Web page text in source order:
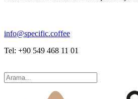
info@specific.coffee
Tel: +90 549 468 11 01